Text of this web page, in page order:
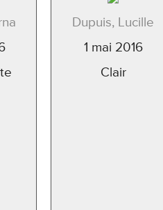
Dupuis, Lucille
1 mai 2016
Clair